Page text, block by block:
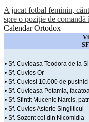
A jucat fotbal feminin,
spre o poziție de comandă
Calendar Ortodox
• Sf. Cuvioasa Teodora de la
• Sf. Cuvios Or
• Sf. Cuviosi 10.000 de
• Sf. Cuvioasa Potamia,
• Sf. Sfintit Mucenic Narcis,
• Sf. Cuvios Asterie Singliticul
• Sf. Sozont cel din Nicomidia